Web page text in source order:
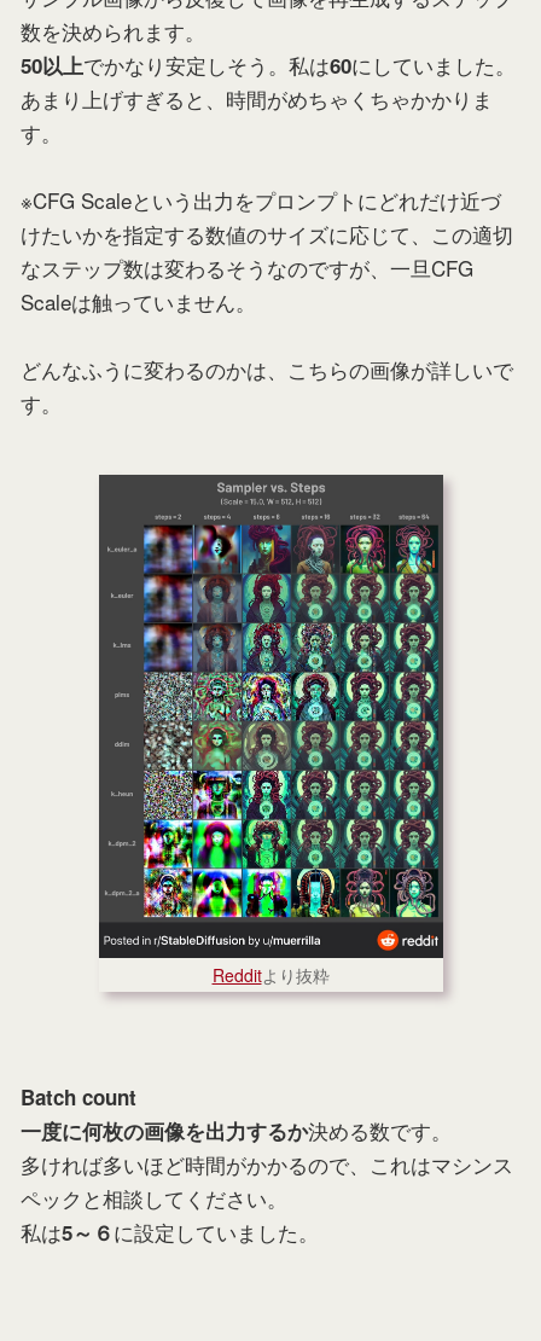
数を決められます。
50以上でかなり安定しそう。私は60にしていました。
あまり上げすぎると、時間がめちゃくちゃかかりま
す。
※CFG Scaleという出力をプロンプトにどれだけ近づ
けたいかを指定する数値のサイズに応じて、この適切
なステップ数は変わるそうなのですが、一旦CFG
Scaleは触っていません。
どんなふうに変わるのかは、こちらの画像が詳しいで
す。
Redditより抜粋
Batch count
一度に何枚の画像を出力するか決める数です。
多ければ多いほど時間がかかるので、これはマシンス
ペックと相談してください。
私は5～６に設定していました。